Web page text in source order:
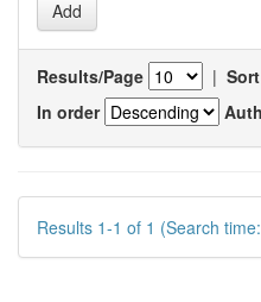
Results/Page |
In order
Results 1-1 of 1 (Search